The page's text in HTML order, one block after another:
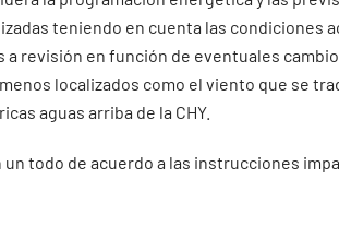
teniendo en cuenta las condiciones
revisión en función de eventuales
localizados como el viento que se
aguas arriba de la CHY.
todo de acuerdo a las instrucciones